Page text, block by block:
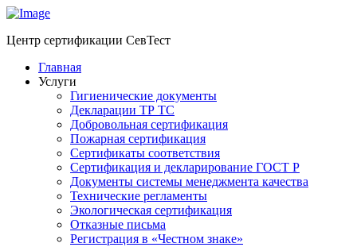
Центр сертификации СевТест
Главная
Услуги
Гигиенические документы
Декларации ТР ТС
Добровольная сертификация
Пожарная сертификация
Сертификаты соответствия
Сертификация и декларирование ГОСТ Р
Документы системы менеджмента качества
Технические регламенты
Экологическая сертификация
Отказные письма
Регистрация в «Честном знаке»